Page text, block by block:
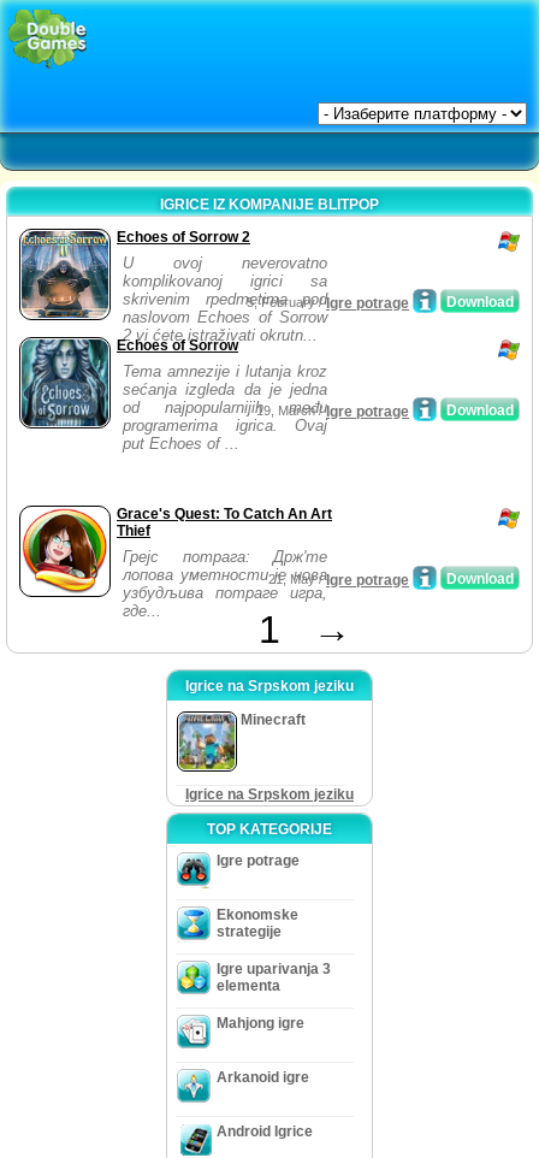
IGRICE IZ KOMPANIJE BLITPOP
Echoes of Sorrow 2
U ovoj neverovatno
komplikovanoj igrici sa
skrivenim rpedmetima pod
naslovom Echoes of Sorrow
2 vi ćete istraživati okrutn...
Download
5, February /Igre potrage
Echoes of Sorrow
Tema amnezije i lutanja kroz
sećanja izgleda da je jedna
od najpopularnijih među
programerima igrica. Ovaj
put Echoes of ...
Download
19, March /Igre potrage
Grace's Quest: To Catch An Art
Thief
Грејс потрага: Држ'те
лопова уметности је нова
узбудљива потраге игра,
где...
Download
21, May /Igre potrage
1 →
Igrice na Srpskom jeziku
Minecraft
Igrice na Srpskom jeziku
TOP KATEGORIJE
Igre potrage
Ekonomske
strategije
Igre uparivanja 3
elementa
Mahjong igre
Arkanoid igre
Android Igrice